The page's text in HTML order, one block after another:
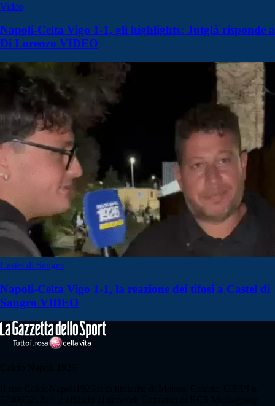
Video
Napoli-Celta Vigo 1-1, gli highlights: Jutglà risponde a
Di Lorenzo VIDEO
Castel di Sangro
Napoli-Celta Vigo 1-1, la reazione dei tifosi a Castel di
Sangro VIDEO